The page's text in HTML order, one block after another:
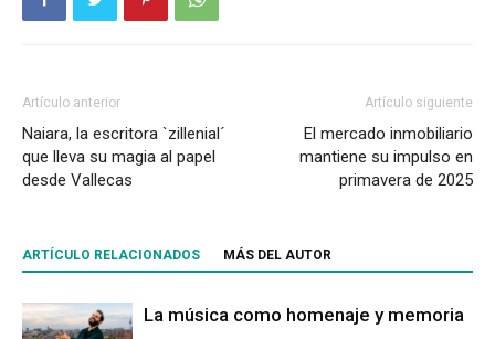
Artículo anterior
Naiara, la escritora `zillenial´
que lleva su magia al papel
desde Vallecas
Artículo siguiente
El mercado inmobiliario
mantiene su impulso en
primavera de 2025
ARTÍCULO RELACIONADOS MÁS DEL AUTOR
La música como homenaje y memoria